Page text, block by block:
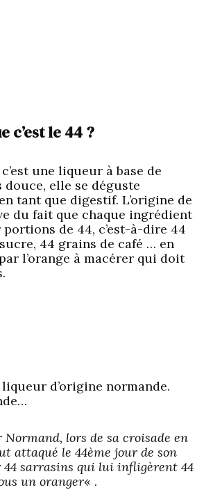
c’est le 44 ?
une liqueur à base de
douce, elle se déguste
tant que digestif. L’origine de
du fait que chaque ingrédient
de 44, c’est-à-dire 44
44 grains de café … en
l’orange à macérer qui doit
d’origine normande.
Normand, lors de sa croisade en
attaqué le 44ème jour de son
sarrasins qui lui infligèrent 44
un oranger« .